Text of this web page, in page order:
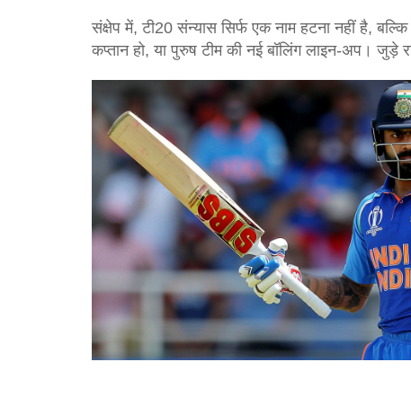
संक्षेप में, टी20 संन्यास सिर्फ एक नाम हटना नहीं है,
कप्तान हो, या पुरुष टीम की नई बॉलिंग लाइन‑अप।